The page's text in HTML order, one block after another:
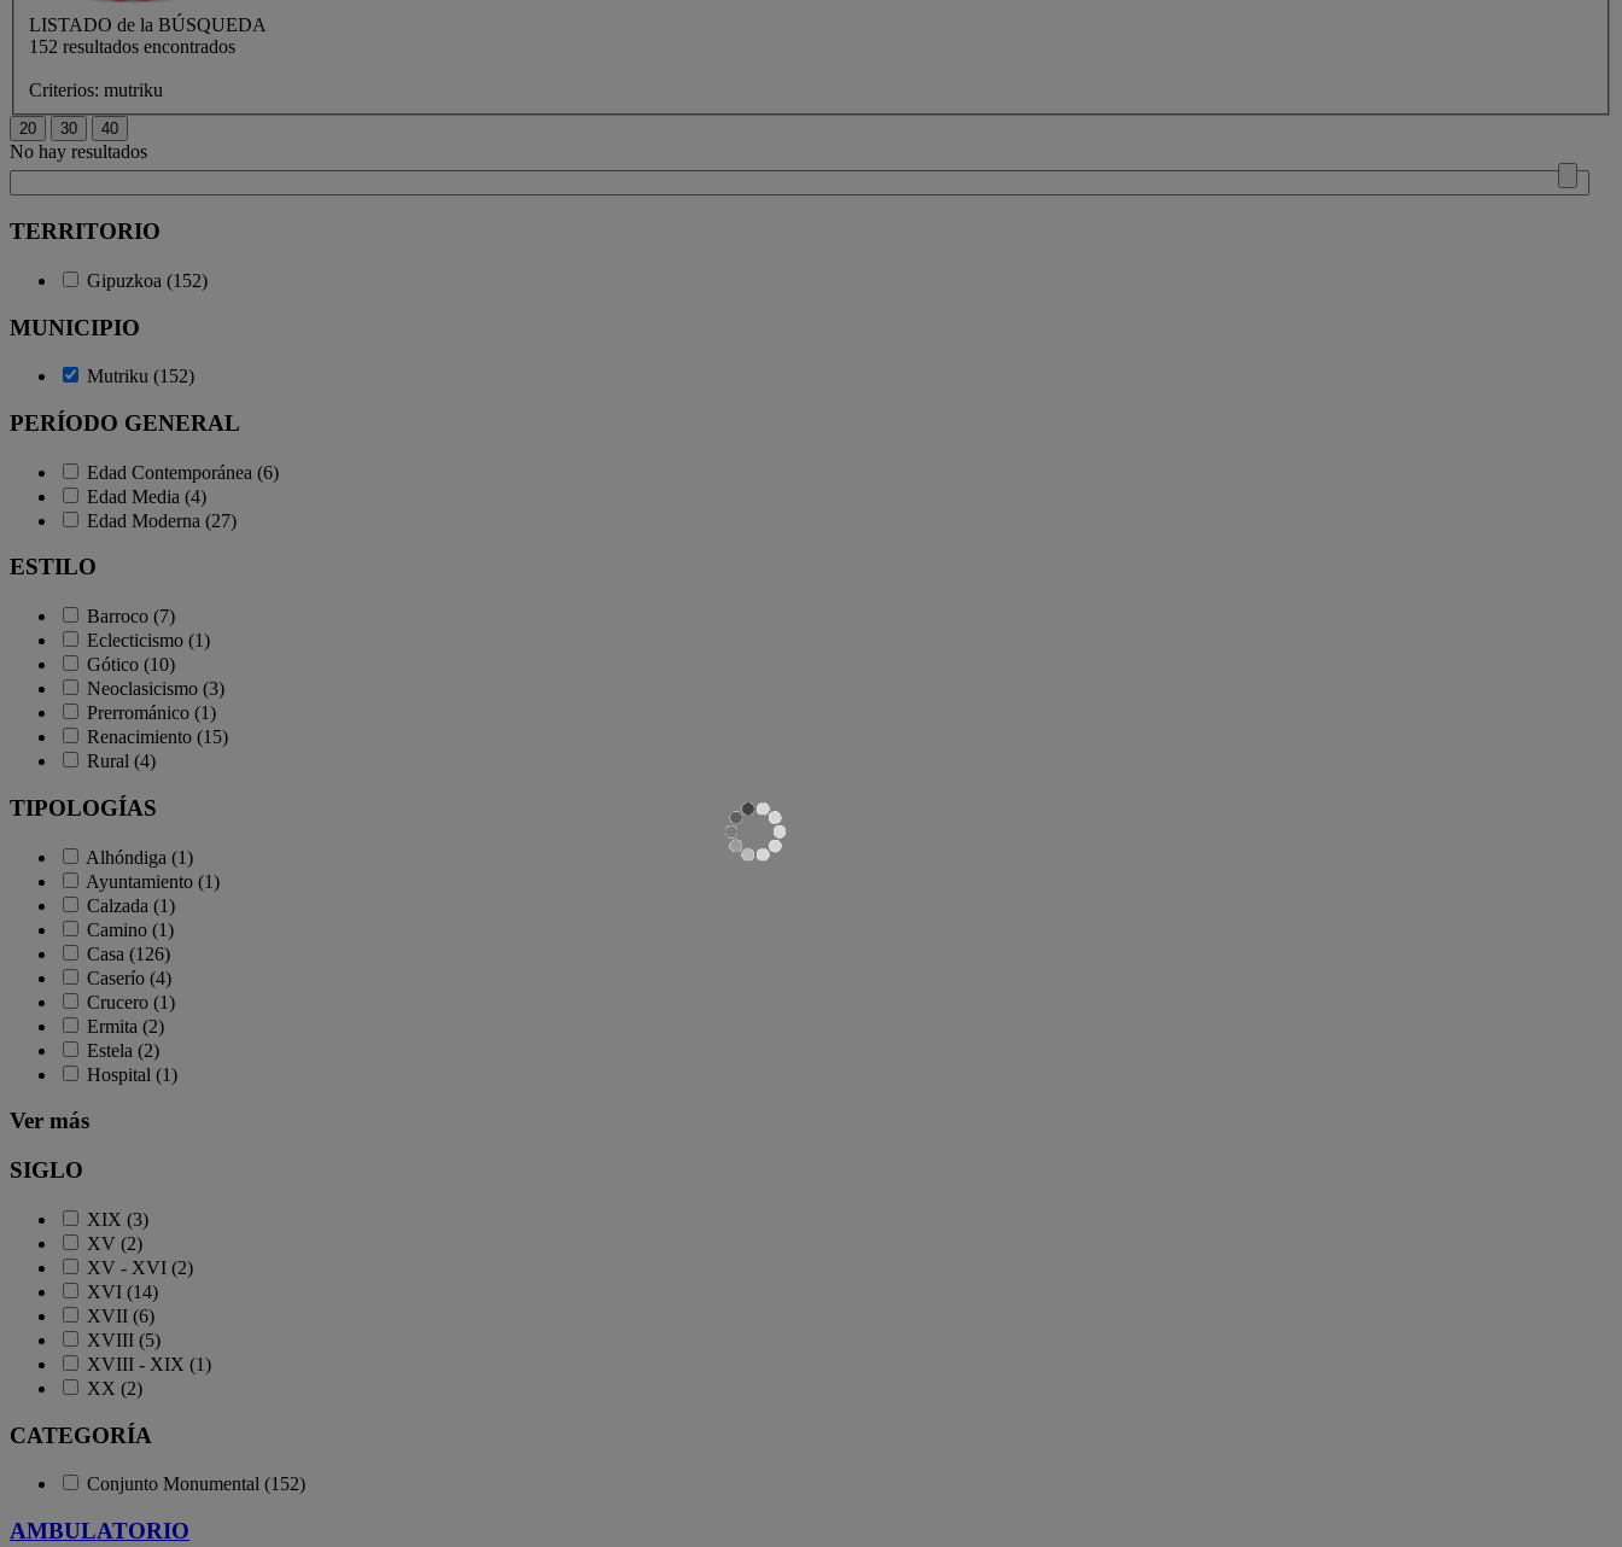
LISTADO de la BÚSQUEDA
152 resultados encontrados
Criterios: mutriku
No hay resultados
TERRITORIO
Gipuzkoa (152)
MUNICIPIO
Mutriku (152)
PERÍODO GENERAL
Edad Contemporánea (6)
Edad Media (4)
Edad Moderna (27)
ESTILO
Barroco (7)
Eclecticismo (1)
Gótico (10)
Neoclasicismo (3)
Prerrománico (1)
Renacimiento (15)
Rural (4)
TIPOLOGÍAS
Alhóndiga (1)
Ayuntamiento (1)
Calzada (1)
Camino (1)
Casa (126)
Caserío (4)
Crucero (1)
Ermita (2)
Estela (2)
Hospital (1)
Ver más
SIGLO
XIX (3)
XV (2)
XV - XVI (2)
XVI (14)
XVII (6)
XVIII (5)
XVIII - XIX (1)
XX (2)
CATEGORÍA
Conjunto Monumental (152)
AMBULATORIO